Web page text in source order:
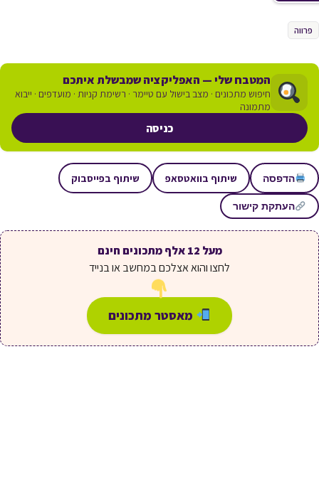
פרווה
המטבח שלי — האפליקציה שמבשלת איתכם
חיפוש מתכונים · מצב בישול עם טיימר · רשימת קניות · מועדפים · ייבוא
מתמונה
כניסה
הדפסה שיתוף בוואטסאפ שיתוף בפייסבוק
העתקת קישור
מעל 12 אלף מתכונים חינם
לחצו והוא אצלכם במחשב או בנייד
מאסטר מתכונים